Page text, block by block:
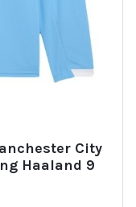
City
Haaland 9